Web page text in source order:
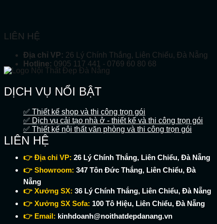
LIÊN HỆ
Địa chỉ VP: 26 Lý Chính Thắng, Liên Chiểu, Đà Nẵng
Hotline: 0905 117 441 - 0769 60 80 68
DỊCH VỤ NỔI BẬT
✅ Thiết kế shop và thi công trọn gói
✅ Dịch vụ cải tạo nhà ở - thiết kế và thi công trọn gói
✅ Thiết kế nội thất văn phòng và thi công trọn gói
LIÊN HỆ
👉 Địa chỉ VP: 26 Lý Chính Thắng, Liên Chiểu, Đà Nẵng
👉 Showroom: 347 Tôn Đức Thắng, Liên Chiểu, Đà
Nẵng
👉 Xưởng SX: 36 Lý Chính Thắng, Liên Chiểu, Đà Nẵng
👉 Xưởng SX Sofa: 100 Tô Hiệu, Liên Chiểu, Đà Nẵng
👉 Email: kinhdoanh@noithatdepdanang.vn